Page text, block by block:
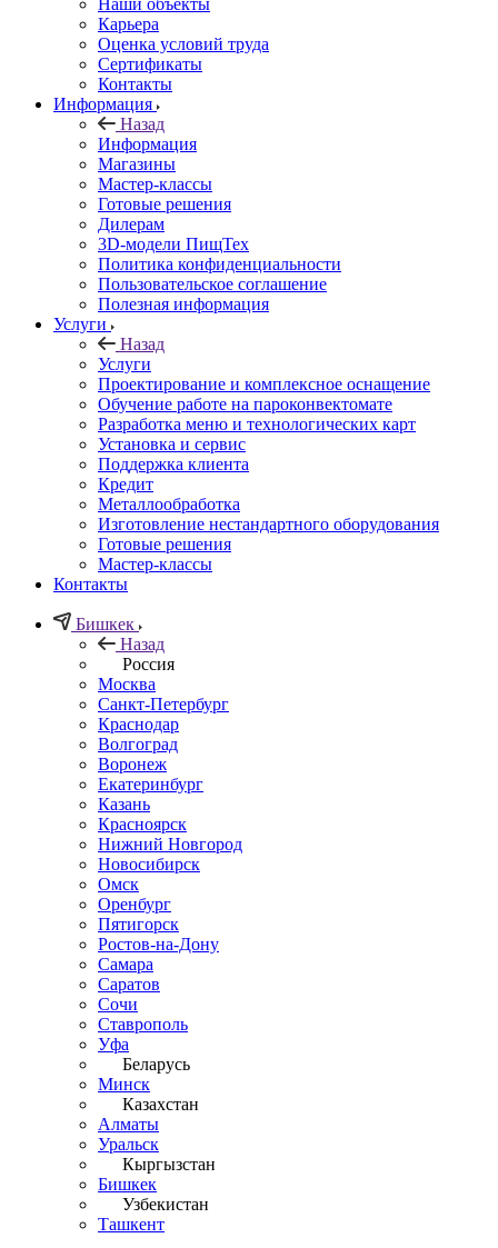
Наши объекты
Карьера
Оценка условий труда
Сертификаты
Контакты
Информация
Назад
Информация
Магазины
Мастер-классы
Готовые решения
Дилерам
3D-модели ПищТех
Политика конфиденциальности
Пользовательское соглашение
Полезная информация
Услуги
Назад
Услуги
Проектирование и комплексное оснащение
Обучение работе на пароконвектомате
Разработка меню и технологических карт
Установка и сервис
Поддержка клиента
Кредит
Металлообработка
Изготовление нестандартного оборудования
Готовые решения
Мастер-классы
Контакты
Бишкек
Назад
Россия
Москва
Санкт-Петербург
Краснодар
Волгоград
Воронеж
Екатеринбург
Казань
Красноярск
Нижний Новгород
Новосибирск
Омск
Оренбург
Пятигорск
Ростов-на-Дону
Самара
Саратов
Сочи
Ставрополь
Уфа
Беларусь
Минск
Казахстан
Алматы
Уральск
Кыргызстан
Бишкек
Узбекистан
Ташкент